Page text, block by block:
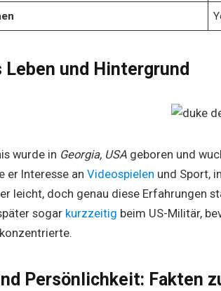
Leben und Hintergrund
wurde in Georgia, USAgeboren und
er Interesse an Videospielen und Sport,
leicht, doch genau diese Erfahrungen
sogar kurzzeitig beim US-Militär,
Persönlichkeit: Fakten